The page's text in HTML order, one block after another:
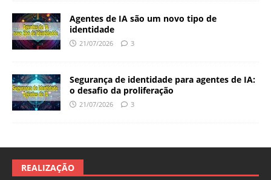
Agentes de IA são um novo tipo de
identidade
21/07/2026 3
Segurança de identidade para agentes de IA:
o desafio da proliferação
21/07/2026 3
REALIZAÇÃO